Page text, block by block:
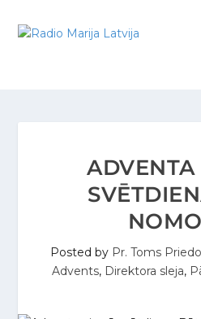
Posted by Pr. Toms
Advents, Direktora sleja,